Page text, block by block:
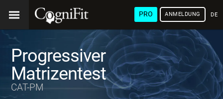
PRO ANMELDUNG
Progressiver
Matrizentest
CAT-PM